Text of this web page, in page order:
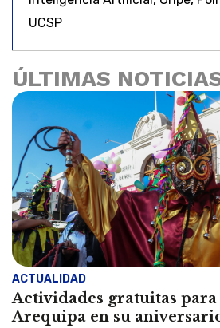
UCSP
ÚLTIMAS
ACTUALIDAD
Actividades gratuitas
Arequipa en su